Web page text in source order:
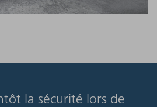
la sécurité lors de